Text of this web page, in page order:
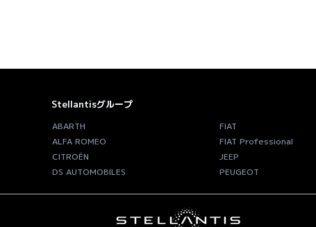
Stellantisグループ
ABARTH
ALFA ROMEO
CITROËN
DS AUTOMOBILES
FIAT
FIAT Professional
JEEP
PEUGEOT